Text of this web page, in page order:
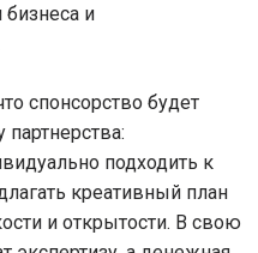
бизнеса и
спонсорство будет
подходить к
креативный план
и открытости. В свою